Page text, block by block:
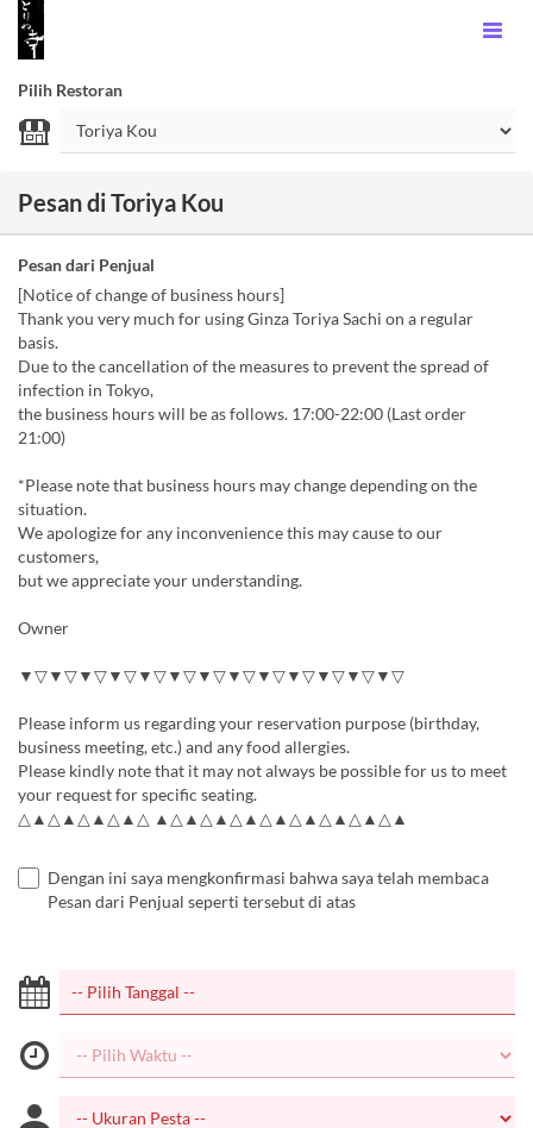
Pilih Restoran
Pesan di Toriya Kou
Pesan dari Penjual
[Notice of change of business hours]
Thank you very much for using Ginza Toriya Sachi on a regular
basis.
Due to the cancellation of the measures to prevent the spread of
infection in Tokyo,
the business hours will be as follows. 17:00-22:00 (Last order
21:00)
*Please note that business hours may change depending on the
situation.
We apologize for any inconvenience this may cause to our
customers,
but we appreciate your understanding.
Owner
▼▽▼▽▼▽▼▽▼▽▼▽▼▽▼▽▼▽▼▽▼▽▼▽▼▽
Please inform us regarding your reservation purpose (birthday,
business meeting, etc.) and any food allergies.
Please kindly note that it may not always be possible for us to meet
your request for specific seating.
△▲△▲△▲△▲△ ▲△▲△▲△▲△▲△▲△▲△▲△▲
Dengan ini saya mengkonfirmasi bahwa saya telah membaca
Pesan dari Penjual seperti tersebut di atas